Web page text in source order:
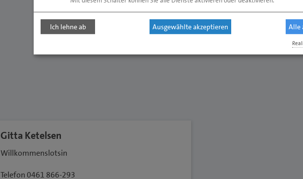
Gitta Ketelsen
Willkommenslotsin
Telefon 0461 866-293
Ich lehne ab Ausgewählte akzeptieren Alle